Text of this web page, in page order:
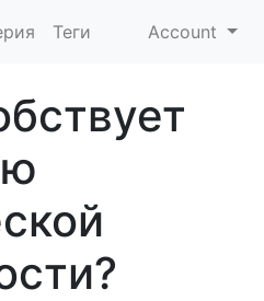
Теги Account